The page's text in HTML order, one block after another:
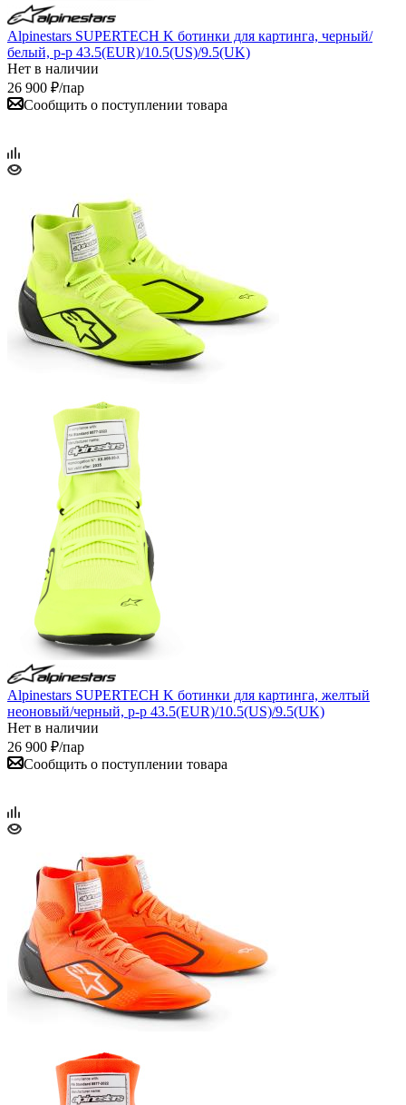
Alpinestars SUPERTECH K ботинки для картинга, черный/
белый, р-р 43.5(EUR)/10.5(US)/9.5(UK)
Нет в наличии
26 900 ₽/пар
Сообщить о поступлении товара
Alpinestars SUPERTECH K ботинки для картинга, желтый
неоновый/черный, р-р 43.5(EUR)/10.5(US)/9.5(UK)
Нет в наличии
26 900 ₽/пар
Сообщить о поступлении товара